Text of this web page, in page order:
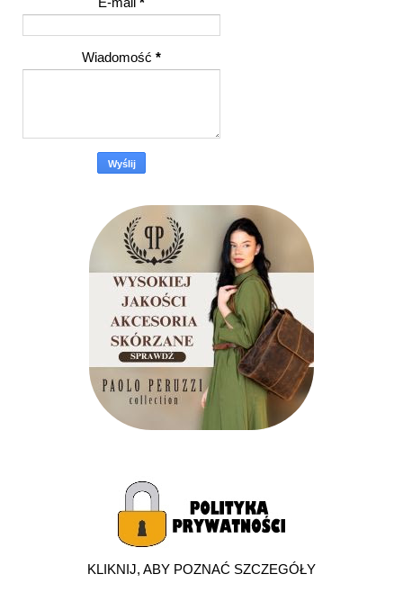
Wiadomość *
KLIKNIJ, ABY POZNAĆ SZCZEGÓŁY